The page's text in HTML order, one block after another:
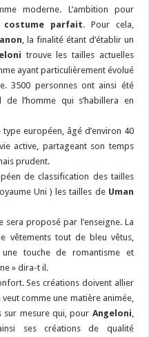
moderne. L’ambition pour
parfait. Pour cela,
, la finalité étant d’établir un
trouve les tailles actuelles
ayant particulièrement évolué
3500 personnes ont ainsi été
l’homme qui s’habillera en
type européen, âgé d’environ 40
active, partageant son temps
prudent.
de classification des tailles
Uni ) les tailles de Uman
sera proposé par l’enseigne. La
vêtements tout de bleu vêtus,
touche de romantisme et
» dira-t il.
Ses créations doivent allier
comme une matière animée,
sur mesure qui, pour Angeloni
ses créations de qualité